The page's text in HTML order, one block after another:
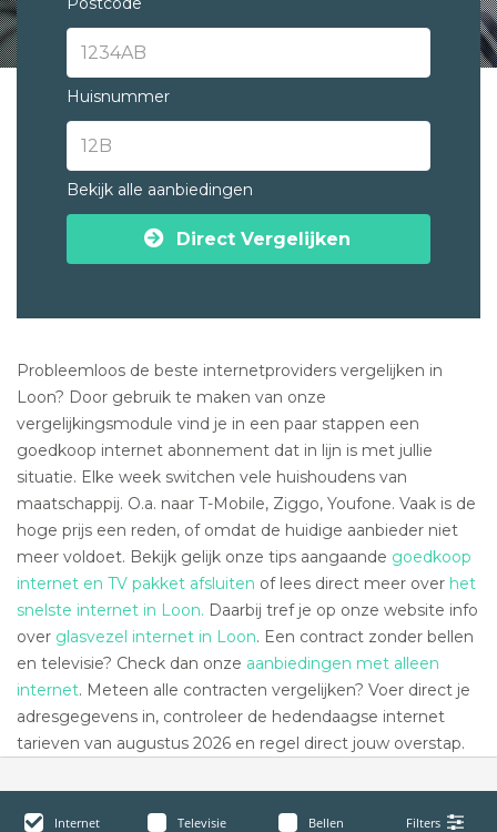
Huisnummer
Bekijk alle aanbiedingen
Direct Vergelijken
Probleemloos de beste internetproviders vergelijken in
Loon? Door gebruik te maken van onze
vergelijkingsmodule vind je in een paar stappen een
goedkoop internet abonnement dat in lijn is met jullie
situatie. Elke week switchen vele huishoudens van
maatschappij. O.a. naar T-Mobile, Ziggo, Youfone. Vaak is de
hoge prijs een reden, of omdat de huidige aanbieder niet
meer voldoet. Bekijk gelijk onze tips aangaande goedkoop
internet en TV pakket afsluiten of lees direct meer over het
snelste internet in Loon. Daarbij tref je op onze website info
over glasvezel internet in Loon. Een contract zonder bellen
en televisie? Check dan onze aanbiedingen met alleen
internet. Meteen alle contracten vergelijken? Voer direct je
adresgegevens in, controleer de hedendaagse internet
tarieven van augustus 2026 en regel direct jouw overstap.
Internet Televisie Bellen Filters